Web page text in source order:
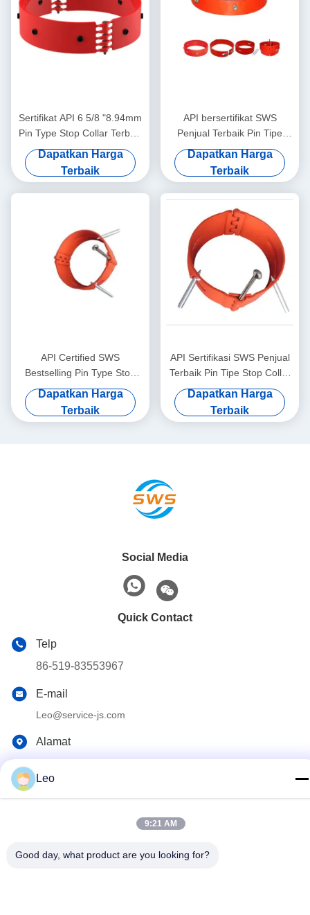
Sertifikat API 6 5/8 "8.94mm
Pin Type Stop Collar Terbaik
Menjual SWS High Carbon
Steel Movement Limiter
untuk Casing Centralizers
Dapatkan Harga
Terbaik
API bersertifikat SWS
Penjual Terbaik Pin Tipe
Stop Collar 7 5/8 " 7.62mm1
Tahun Garansi Minyak &
Gas Casing Centralizer Tool
Dapatkan Harga
Terbaik
API Certified SWS
Bestselling Pin Type Stop
Collar 5 1/2" 14.27mm
Garansi 1 Tahun Alat
Centralizer Casing Minyak &
Dapatkan Harga
Terbaik
API Sertifikasi SWS Penjual
Terbaik Pin Tipe Stop Collar
7 "13.72mm1 Tahun Garansi
Minyak & Gas Casing
Centralizer Tool
Dapatkan Harga
Terbaik
Social Media
Quick Contact
Telp
86-519-83553967
E-mail
Leo@service-js.com
Alamat
Taman Industri berteknologi tinggi zona Wujin, Changzhou,
provinsi Jiangsu, RRC
Kebijakan pribadi|Peta situs
Cipta © 2023-2026 Jiangsu Service Petroleum Technology Co.,
Leo
9:21 AM
Good day, what product are you looking for?